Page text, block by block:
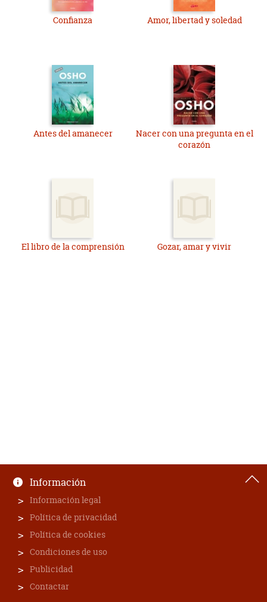
Confianza Amor, libertad y soledad
Antes del amanecer
Nacer con una pregunta en el
corazón
El libro de la comprensión Gozar, amar y vivir
Información
Información legal
Política de privacidad
Política de cookies
Condiciones de uso
Publicidad
Contactar